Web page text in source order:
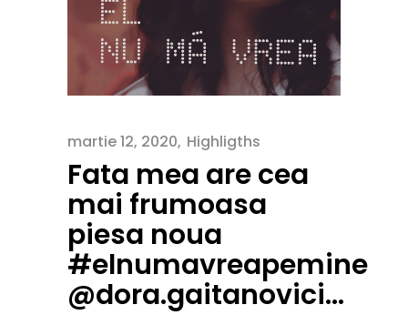
martie 12, 2020 Highligths
Fata mea are cea
mai frumoasa
piesa noua
#elnumavreapemine
@dora.gaitanovici…